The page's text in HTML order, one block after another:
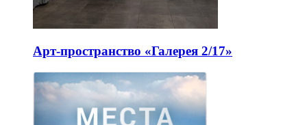
Арт-пространство «Галерея 2/17»